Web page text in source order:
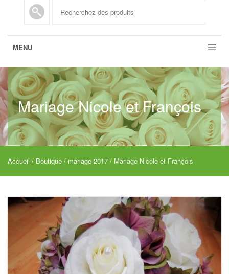
MENU
Mariage Nicole et François
Accueil / Boutique / mariage 2017 / Mariage Nicole et François